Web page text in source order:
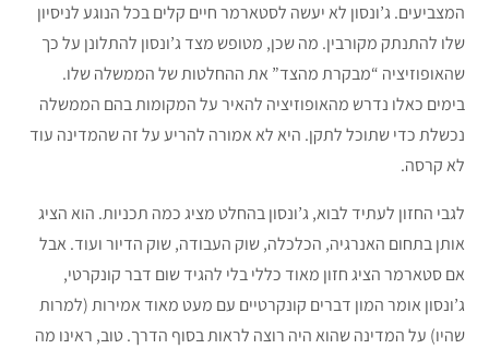
המצביעים. ג’ונסון לא יעשה לסטארמר חיים קלים בכל הנוגע לניסיון
שלו להתנתק מקורבין. מה שכן, מטופש מצד ג’ונסון להתלונן על כך
שהאופוזיציה “מבקרת מהצד” את ההחלטות של הממשלה שלו.
בימים כאלו נדרש מהאופוזיציה להאיר על המקומות בהם הממשלה
נכשלת כדי שתוכל לתקן. היא לא אמורה להריע על זה שהמדינה עוד
לא קרסה.
לגבי החזון לעתיד לבוא, ג’ונסון בהחלט מציג כמה תכניות. הוא הציג
אותן בתחום האנרגיה, הכלכלה, שוק העבודה, שוק הדיור ועוד. אבל
אם סטארמר הציג חזון מאוד כללי בלי להגיד שום דבר קונקרטי,
ג’ונסון אומר המון דברים קונקרטיים עם מעט מאוד אמירות (למרות
שהיו) על המדינה שהוא היה רוצה לראות בסוף הדרך. טוב, ראינו מה